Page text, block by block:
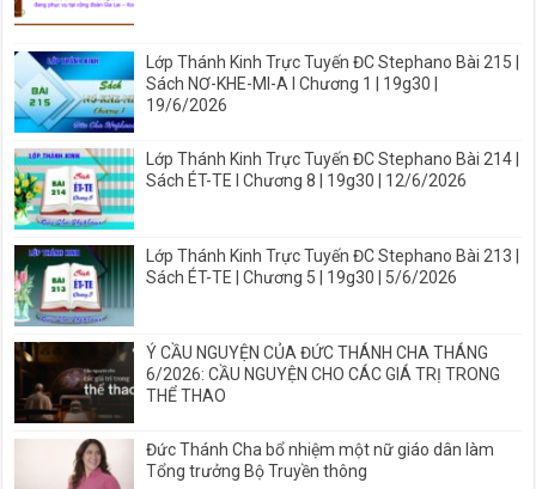
Lớp Thánh Kinh Trực Tuyến ĐC Stephano Bài 215 |
Sách NƠ-KHE-MI-A I Chương 1 | 19g30 |
19/6/2026
Lớp Thánh Kinh Trực Tuyến ĐC Stephano Bài 214 |
Sách ÉT-TE I Chương 8 | 19g30 | 12/6/2026
Lớp Thánh Kinh Trực Tuyến ĐC Stephano Bài 213 |
Sách ÉT-TE | Chương 5 | 19g30 | 5/6/2026
Ý CẦU NGUYỆN CỦA ĐỨC THÁNH CHA THÁNG
6/2026: CẦU NGUYỆN CHO CÁC GIÁ TRỊ TRONG
THỂ THAO
Đức Thánh Cha bổ nhiệm một nữ giáo dân làm
Tổng trưởng Bộ Truyền thông